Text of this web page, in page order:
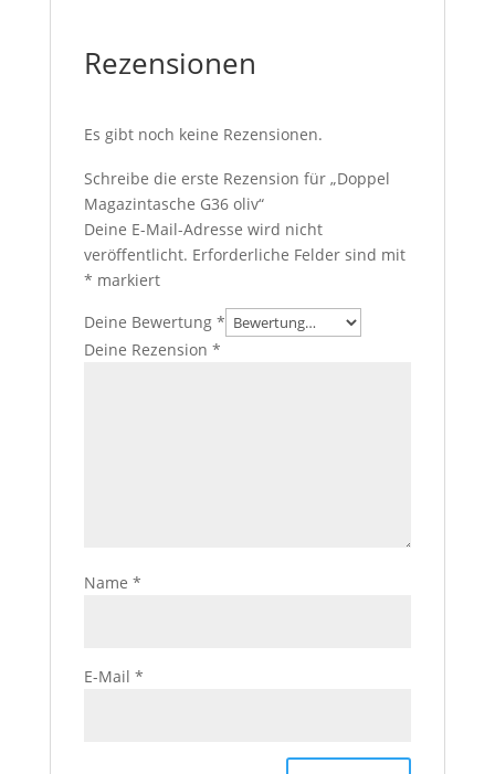
Rezensionen
Es gibt noch keine Rezensionen.
Schreibe die erste Rezension für „Doppel
Magazintasche G36 oliv“
Deine E-Mail-Adresse wird nicht
veröffentlicht. Erforderliche Felder sind mit
* markiert
Deine Bewertung *
Deine Rezension *
Name *
E-Mail *